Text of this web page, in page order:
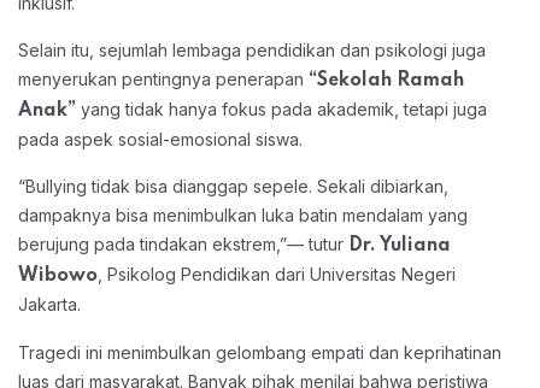
Selain itu, sejumlah lembaga pendidikan dan psikologi juga
menyerukan pentingnya penerapan “Sekolah Ramah
Anak” yang tidak hanya fokus pada akademik, tetapi juga
pada aspek sosial-emosional siswa.
“Bullying tidak bisa dianggap sepele. Sekali dibiarkan,
dampaknya bisa menimbulkan luka batin mendalam yang
berujung pada tindakan ekstrem,”— tutur Dr. Yuliana
Wibowo , Psikolog Pendidikan dari Universitas Negeri
Jakarta.
Tragedi ini menimbulkan gelombang empati dan keprihatinan
luas dari masyarakat. Banyak pihak menilai bahwa peristiwa